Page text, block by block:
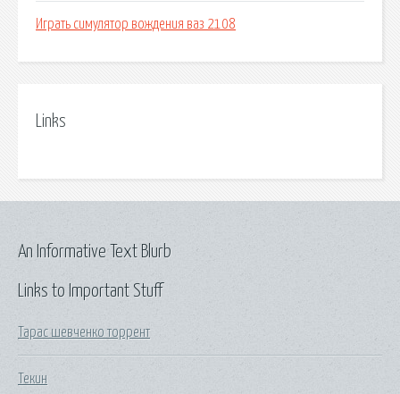
Играть симулятор вождения ваз 2108
Links
Links to Important Stuff
Тарас шевченко торрент
Текин
An Informative Text Blurb